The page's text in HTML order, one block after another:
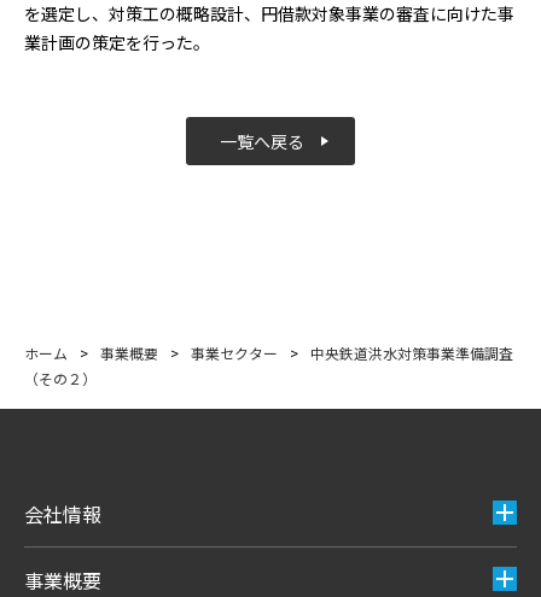
を選定し、対策工の概略設計、円借款対象事業の審査に向けた事
業計画の策定を行った。
一覧へ戻る
ホーム > 事業概要 > 事業セクター >
中央鉄道洪水対策事業準備調査
（その２）
会社情報
事業概要